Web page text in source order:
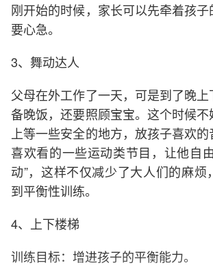
刚开始的时候，家长可以先牵着孩
要心急。
3、舞动达人
父母在外工作了一天，可是到了晚
备晚饭，还要照顾宝宝。这个时候
上等一些安全的地方，放孩子喜欢
喜欢看的一些运动类节目，让他自
动”，这样不仅减少了大人们的麻烦
到平衡性训练。
4、上下楼梯
训练目标：增进孩子的平衡能力。